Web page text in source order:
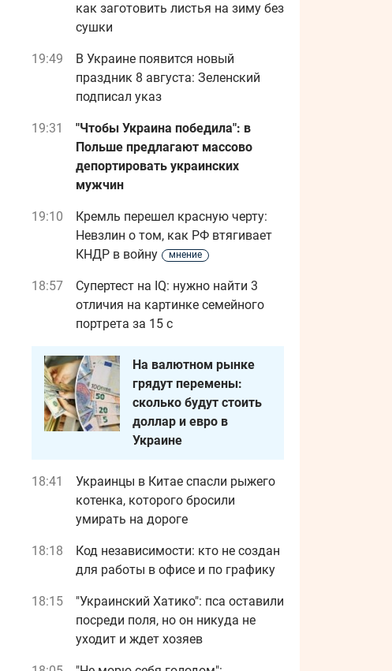
как заготовить листья на зиму без
сушки
19:49
В Украине появится новый
праздник 8 августа: Зеленский
подписал указ
19:31
"Чтобы Украина победила": в
Польше предлагают массово
депортировать украинских
мужчин
19:10
Кремль перешел красную черту:
Невзлин о том, как РФ втягивает
КНДР в войну
мнение
18:57
Супертест на IQ: нужно найти 3
отличия на картинке семейного
портрета за 15 с
На валютном рынке
грядут перемены:
сколько будут стоить
доллар и евро в
Украине
18:41
Украинцы в Китае спасли рыжего
котенка, которого бросили
умирать на дороге
18:18
Код независимости: кто не создан
для работы в офисе и по графику
18:15
"Украинский Хатико": пса оставили
посреди поля, но он никуда не
уходит и ждет хозяев